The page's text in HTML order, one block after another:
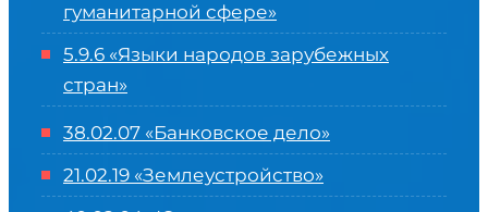
гуманитарной сфере»
5.9.6 «Языки народов зарубежных
стран»
38.02.07 «Банковское дело»
21.02.19 «Землеустройство»